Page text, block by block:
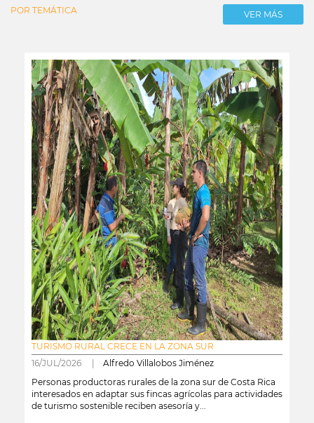
POR TEMÁTICA VER MÁS
TURISMO RURAL CRECE EN LA ZONA SUR
16/JUL/2026 | Alfredo Villalobos Jiménez
Personas productoras rurales de la zona sur de Costa Rica
interesados en adaptar sus fincas agrícolas para actividades
de turismo sostenible reciben asesoría y...